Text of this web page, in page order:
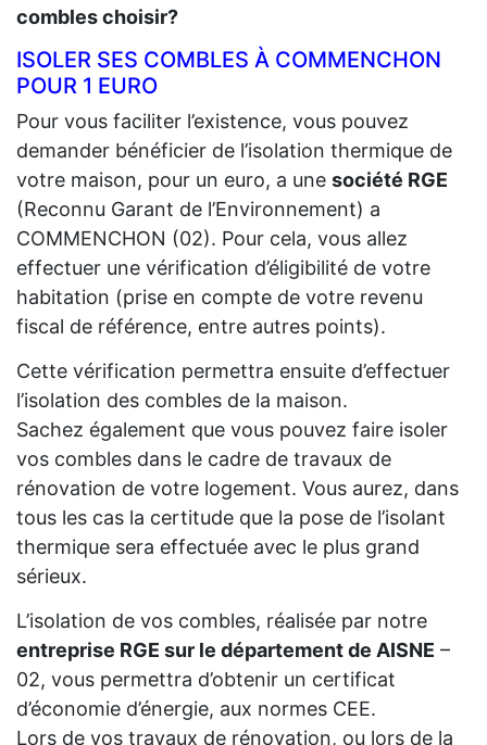
combles choisir?
ISOLER SES COMBLES À COMMENCHON
POUR 1 EURO
Pour vous faciliter l’existence, vous pouvez
demander bénéficier de l’isolation thermique de
votre maison, pour un euro, a une société RGE
(Reconnu Garant de l’Environnement) a
COMMENCHON (02). Pour cela, vous allez
effectuer une vérification d’éligibilité de votre
habitation (prise en compte de votre revenu
fiscal de référence, entre autres points).
Cette vérification permettra ensuite d’effectuer
l’isolation des combles de la maison.
Sachez également que vous pouvez faire isoler
vos combles dans le cadre de travaux de
rénovation de votre logement. Vous aurez, dans
tous les cas la certitude que la pose de l’isolant
thermique sera effectuée avec le plus grand
sérieux.
L’isolation de vos combles, réalisée par notre
entreprise RGE sur le département de AISNE –
02, vous permettra d’obtenir un certificat
d’économie d’énergie, aux normes CEE.
Lors de vos travaux de rénovation, ou lors de la